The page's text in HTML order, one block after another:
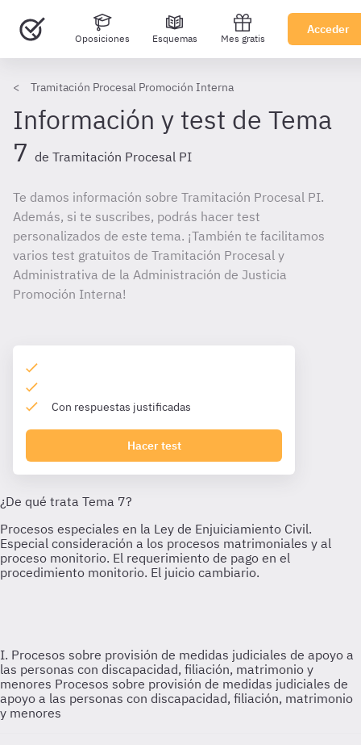
Oposiciones Esquemas Mes gratis
Acceder
Tramitación Procesal Promoción Interna
Información y test de Tema
7 de Tramitación Procesal PI
Te damos información sobre Tramitación Procesal PI.
Además, si te suscribes, podrás hacer test
personalizados de este tema. ¡También te facilitamos
varios test gratuitos de Tramitación Procesal y
Administrativa de la Administración de Justicia
Promoción Interna!
Con respuestas justificadas
Hacer test
I. Procesos sobre provisión de medidas judiciales de apoyo a
las personas con discapacidad, filiación, matrimonio y
menores Procesos sobre provisión de medidas judiciales de
apoyo a las personas con discapacidad, filiación, matrimonio
y menores